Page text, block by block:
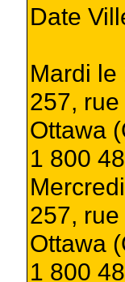
Date
Mardi le
257,
Ottawa
1 800
257,
Ottawa
1 800